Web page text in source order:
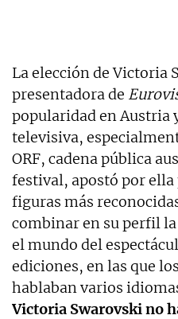
La elección de Victoria
presentadora de
popularidad en Austria
televisiva,
ORF, cadena pública
festival, apostó por ella
figuras más
combinar en su perfil
el mundo del
ediciones, en las que
hablaban varios
Victoria Swarovski no